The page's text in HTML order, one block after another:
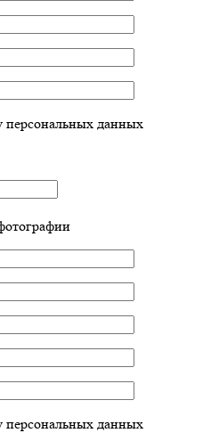
персональных данных
персональных данных